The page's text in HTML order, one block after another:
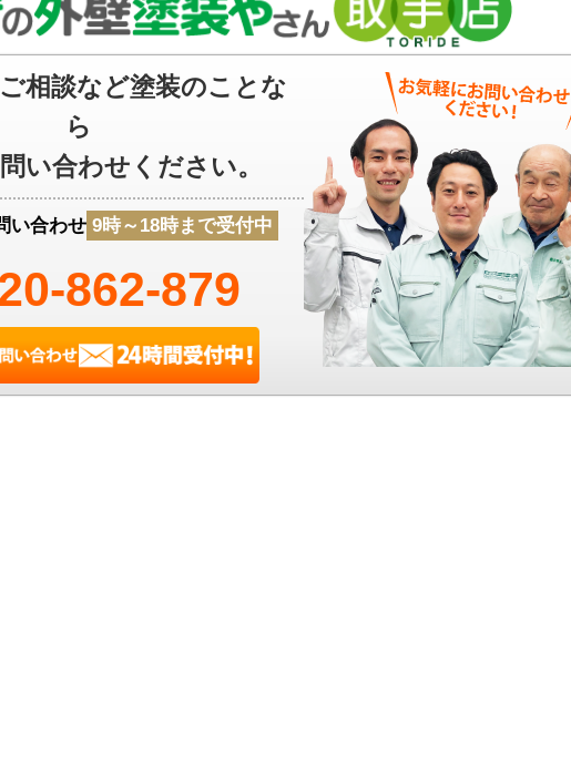
相談など塗装のことな
ら
い合わせください。
い合わせ 9時～18時まで受付中
862-879